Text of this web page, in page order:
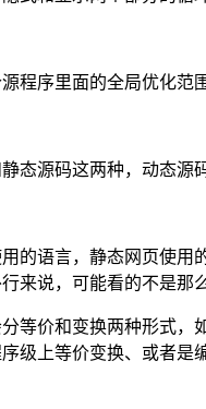
程序里面的全局优化范围
态源码这两种，动态源
的语言，静态网页使
来说，可能看的不是那
等价和变换两种形式
级上等价变换、或者是